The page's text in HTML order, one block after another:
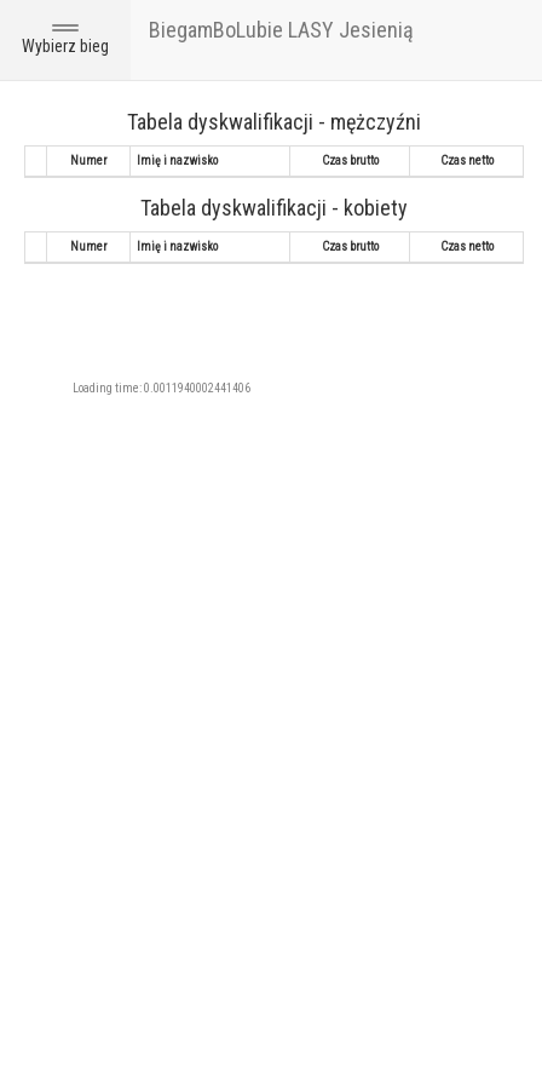
Toggle
navigation
Wybierz bieg
BiegamBoLubie LASY Jesienią
Tabela dyskwalifikacji - mężczyźni
Numer Imię i nazwisko Czas brutto Czas netto
Tabela dyskwalifikacji - kobiety
Numer Imię i nazwisko Czas brutto Czas netto
Loading time: 0.0011940002441406